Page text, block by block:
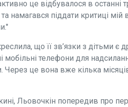
це відбувалося в останні
намагався піддати критиці
що її зв’язки з дітьми є
мобільні телефони для
Через це вона вже кілька
Льовочкін попередив про